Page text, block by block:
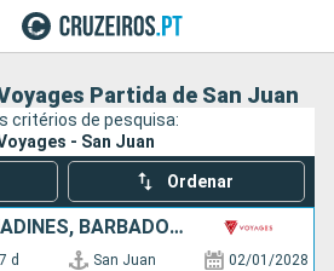
Partida de San Juan
critérios de pesquisa:
- San Juan
Ordenar
ST VINCENT E GRENADINES, BARBADOS, DOMINICA, SÃO MARTINHO, PORTO RICO
7 d San Juan 02/01/2028